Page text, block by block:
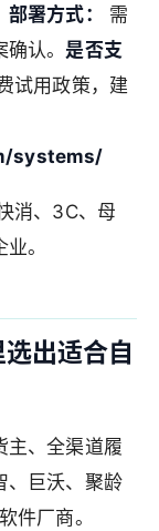
部署方式：
需
认。 是否支
试用政策，建
systems/
消、3C、母
。
出适合自
主、全渠道履
、巨沃、聚龄
件厂商。